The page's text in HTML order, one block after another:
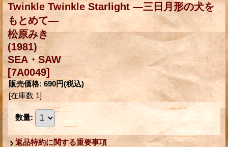
Twinkle Twinkle Starlight ―三日月形の犬を
もとめて―
松原みき
(1981)
SEA・SAW
[7A0049]
販売価格: 690円(税込)
[在庫数 1]
数量:
返品特約に関する重要事項